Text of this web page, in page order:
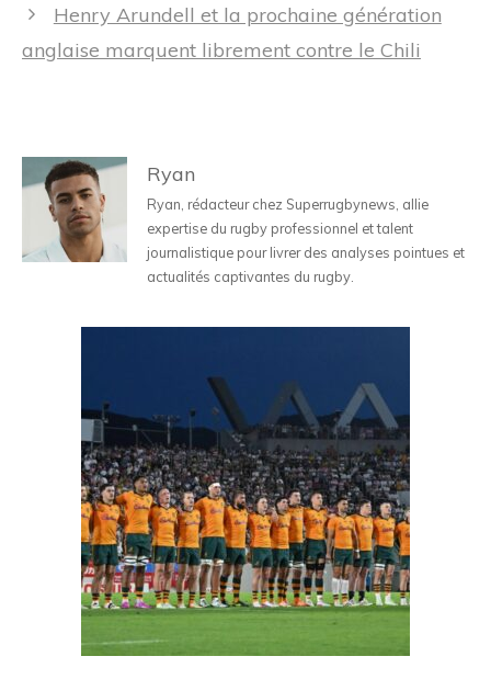
Henry Arundell et la prochaine génération
anglaise marquent librement contre le Chili
Ryan
Ryan, rédacteur chez Superrugbynews, allie
expertise du rugby professionnel et talent
journalistique pour livrer des analyses pointues et
actualités captivantes du rugby.